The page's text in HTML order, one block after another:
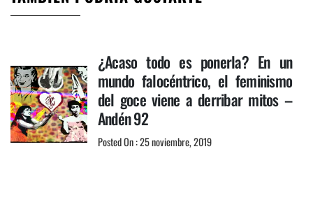
¿Acaso todo es ponerla? En un
mundo falocéntrico, el feminismo
del goce viene a derribar mitos –
Andén 92
Posted On : 25 noviembre, 2019